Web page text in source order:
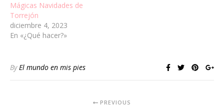
Mágicas Navidades de
Torrejón
diciembre 4, 2023
En «¿Qué hacer?»
ByEl mundo en mis pies
PREVIOUS